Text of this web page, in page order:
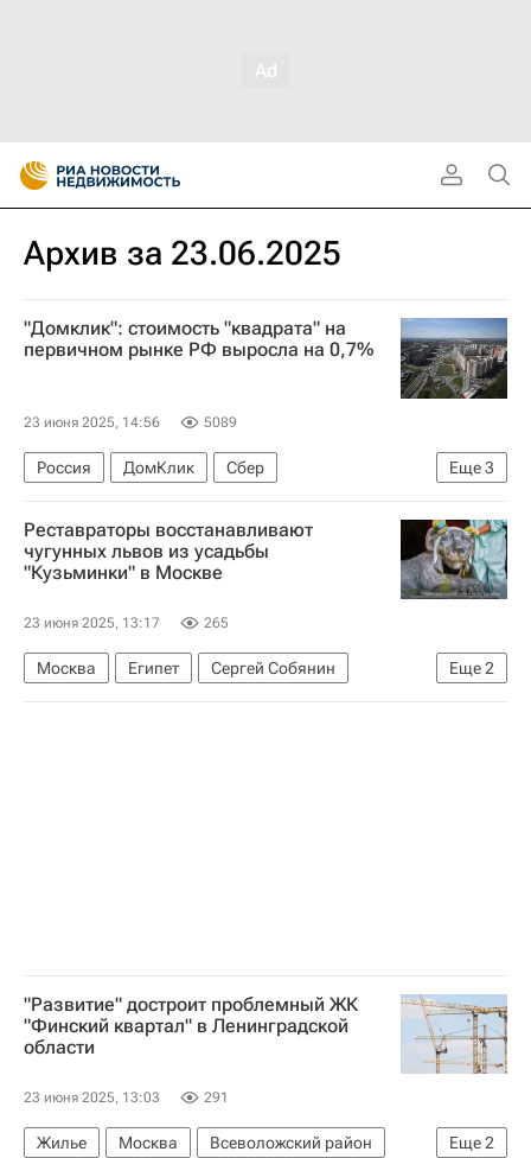
Архив за 23.06.2025
"Домклик": стоимость "квадрата" на
первичном рынке РФ выросла на 0,7%
23 июня 2025, 14:56 5089
Еще3
Россия ДомКлик
Сбер
Сбербанк России
Санкт-Петербург
Москва
Реставраторы восстанавливают
чугунных львов из усадьбы
"Кузьминки" в Москве
23 июня 2025, 13:17 265
Еще2
Москва Египет
Сергей Собянин
Усадьба
Архитектура
"Развитие" достроит проблемный ЖК
"Финский квартал" в Ленинградской
области
23 июня 2025, 13:03 291
Еще2
Жилье Москва
Всеволожский район